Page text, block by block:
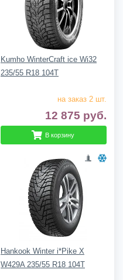
Kumho WinterCraft ice Wi32
235/55 R18 104T
на заказ 2 шт.
12 875 руб.
В корзину
Hankook Winter i*Pike X
W429A 235/55 R18 104T